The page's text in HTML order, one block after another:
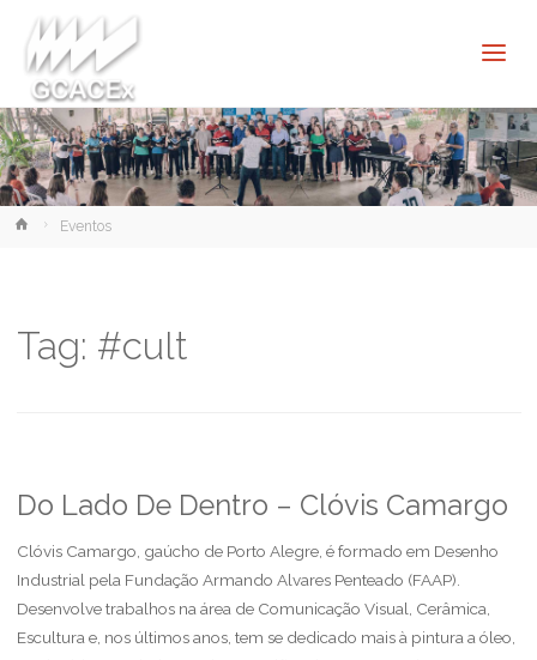
HomeEventos
Tag: #cult
Do Lado De Dentro – Clóvis Camargo
Clóvis Camargo, gaúcho de Porto Alegre, é formado em Desenho
Industrial pela Fundação Armando Alvares Penteado (FAAP).
Desenvolve trabalhos na área de Comunicação Visual, Cerâmica,
Escultura e, nos últimos anos, tem se dedicado mais à pintura a óleo,